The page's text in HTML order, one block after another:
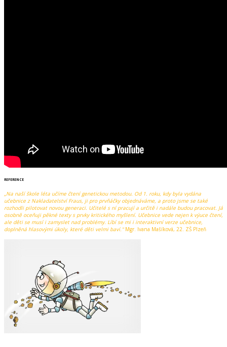
REFERENCE
„Na naší škole léta učíme čtení genetickou metodou. Od 1. roku, kdy byla vydána
učebnice z Nakladatelství Fraus, ji pro prvňáčky objednáváme, a proto jsme se také
rozhodli pilotovat novou generaci. Učitelé s ní pracují a určitě i nadále budou pracovat. Já
osobně oceňuji pěkné texty s prvky kritického myšlení. Učebnice vede nejen k výuce čtení,
ale děti se musí i zamyslet nad problémy. Líbí se mi i interaktivní verze učebnice,
doplněná hlasovými úkoly, které děti velmi baví." Mgr. Ivana Mašíková, 22. ZŠ Plzeň